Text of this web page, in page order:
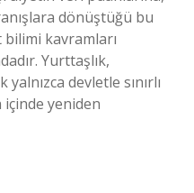
dönüştüğü bu
kavramları
Yurttaşlık,
devletle sınırlı
yeniden